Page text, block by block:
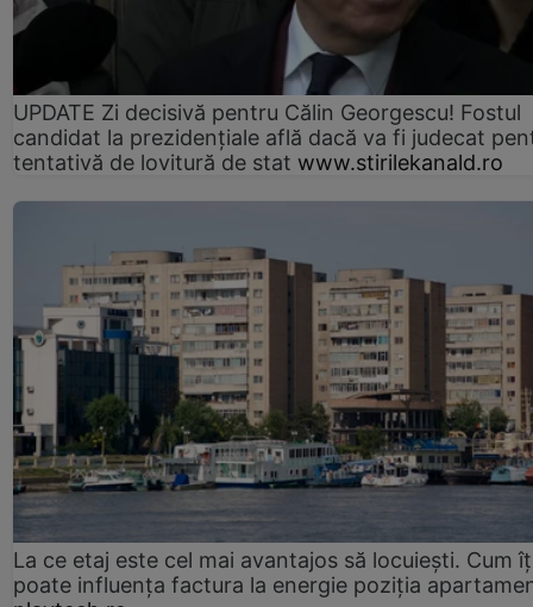
UPDATE Zi decisivă pentru Călin Georgescu! Fostul
candidat la prezidențiale află dacă va fi judecat
tentativă de lovitură de stat www.stirilekanald.ro
La ce etaj este cel mai avantajos să locuiești. Cum
poate influența factura la energie poziția